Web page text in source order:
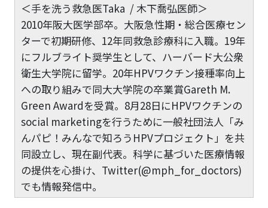
＜手を洗う救急医Taka / 木下喬弘医師＞
2010年阪大医学部卒。大阪急性期・総合医療セン
ターで初期研修、12年同救急診療科に入職。19年
にフルブライト奨学生として、ハーバード大公衆
衛生大学院に留学。20年HPVワクチン接種率向上
への取り組みで同大大学院の卒業賞Gareth M.
Green Awardを受賞。8月28日にHPVワクチンの
social marketingを行うために一般社団法人「み
んパピ！みんなで知ろうHPVプロジェクト」を共
同設立し、現在副代表。科学に基づいた医療情報
の提供を心掛け、Twitter(@mph_for_doctors)
でも情報発信中。